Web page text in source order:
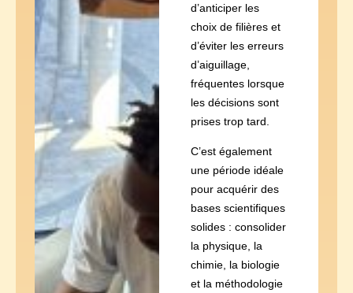
d’anticiper les
choix de filières et
d’éviter les erreurs
d’aiguillage,
fréquentes lorsque
les décisions sont
prises trop tard.
C’est également
une période idéale
pour acquérir des
bases scientifiques
solides : consolider
la physique, la
chimie, la biologie
et la méthodologie